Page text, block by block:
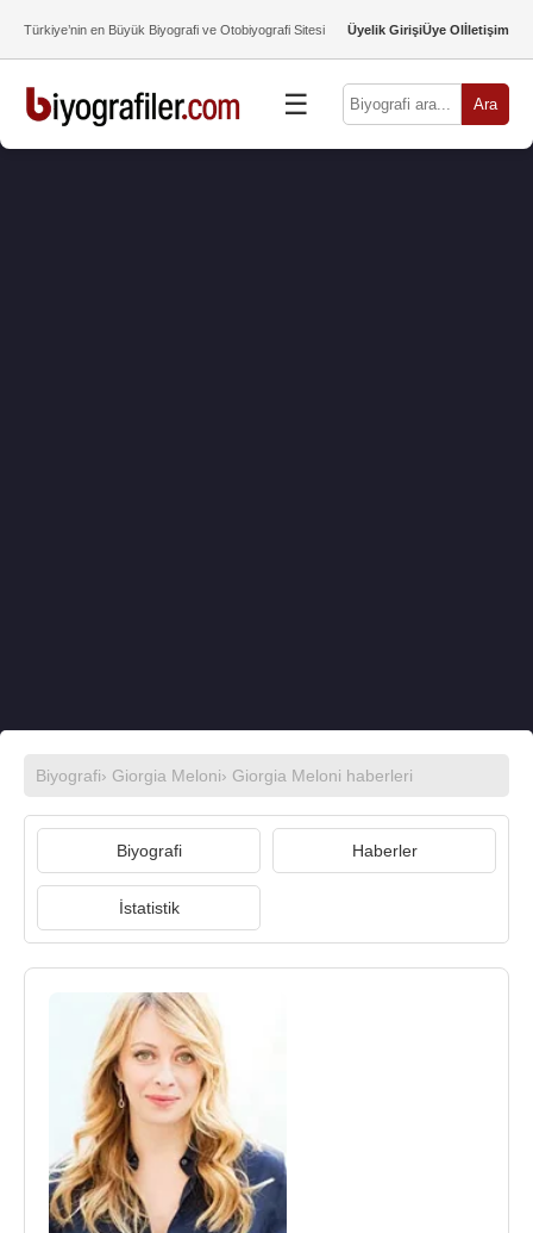
Türkiye’nin en Büyük Biyografi ve Otobiyografi Sitesi Üyelik GirişiÜye Olİletişim
☰ Ara
Biyografi› Giorgia Meloni› Giorgia Meloni haberleri
Biyografi Haberler
İstatistik